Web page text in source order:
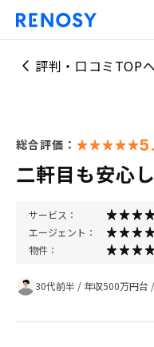
評判・口コミTOPへ
総合評価：
二軒目も安心
サービス：
エージェント：
物件：
30代前半 / 年収500万円台 /